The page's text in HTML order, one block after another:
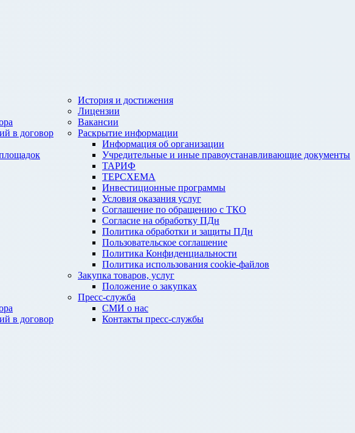
История и достижения
Лицензии
Вакансии
Раскрытие информации
Информация об организации
Учредительные и иные правоустанавливающие документы
ТАРИФ
ТЕРСХЕМА
Инвестиционные программы
Условия оказания услуг
Соглашение по обращению с ТКО
Согласие на обработку ПДн
Политика обработки и защиты ПДн
Пользовательское соглашение
Политика Конфиденциальности
Политика использования cookie-файлов
Закупка товаров, услуг
Положение о закупках
Пресс-служба
СМИ о нас
Контакты пресс-службы
в договор
в договор